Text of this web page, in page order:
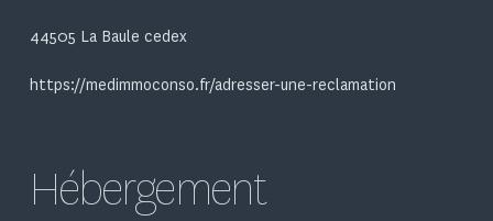
44505 La Baule cedex
https://medimmoconso.fr/adresser-une-reclamation
Hébergement